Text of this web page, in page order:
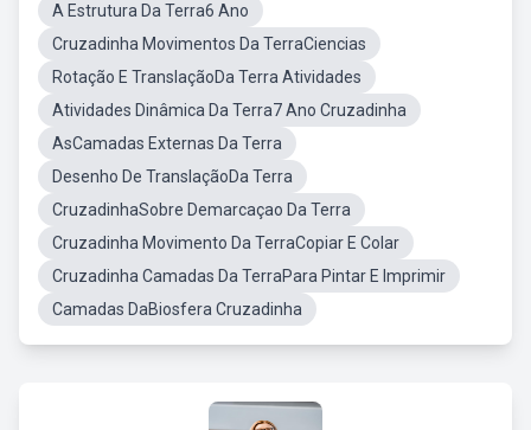
A Estrutura Da Terra6 Ano
Cruzadinha Movimentos Da TerraCiencias
Rotação E TranslaçãoDa Terra Atividades
Atividades Dinâmica Da Terra7 Ano Cruzadinha
AsCamadas Externas Da Terra
Desenho De TranslaçãoDa Terra
CruzadinhaSobre Demarcaçao Da Terra
Cruzadinha Movimento Da TerraCopiar E Colar
Cruzadinha Camadas Da TerraPara Pintar E Imprimir
Camadas DaBiosfera Cruzadinha